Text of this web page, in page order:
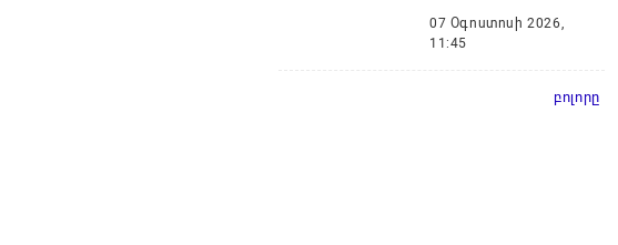
07 Օգոստոսի 2026,
11:45
բոլորը